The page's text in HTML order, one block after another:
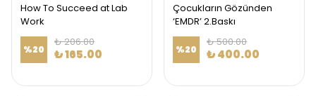
How To Succeed at Lab
Work
%20
₺ 206.00
₺ 165.00
Çocukların Gözünden
‘EMDR’ 2.Baskı
%20
₺ 500.00
₺ 400.00